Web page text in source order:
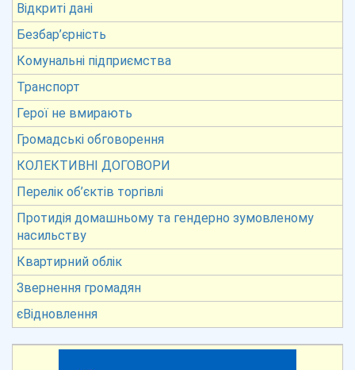
Відкриті дані
Безбар’єрність
Комунальні підприємства
Транспорт
Герої не вмирають
Громадські обговорення
КОЛЕКТИВНІ ДОГОВОРИ
Перелік об’єктів торгівлі
Протидія домашньому та гендерно зумовленому
насильству
Квартирний облік
Звернення громадян
єВідновлення